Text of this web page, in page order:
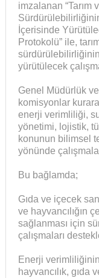
imzalanan “Tarım
İçerisinde
Protokolü” ile,
sürdürülebilirliğinin
yürütülecek
Genel Müdürlük
komisyonlar
enerji verimliliği,
yönetimi, lojistik,
konunun bilimsel
yönünde
Bu bağlamda;
Gıda ve içecek
ve hayvancılığın
sağlanması için
çalışmaları
Enerji verimliliğinin
hayvancılık,